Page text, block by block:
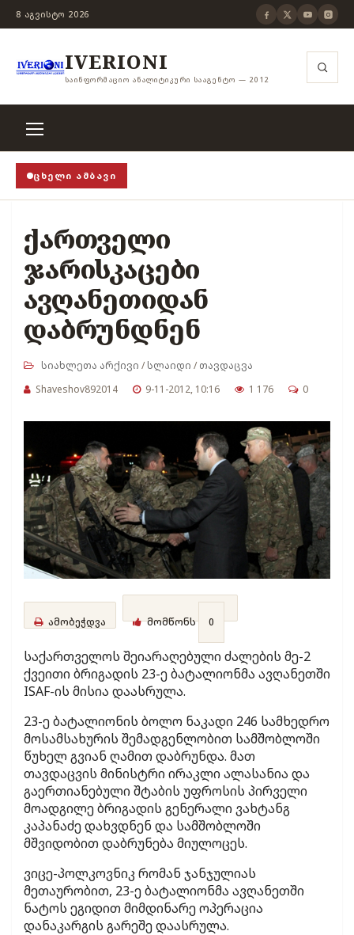
8 ᲐᲒᲕᲘᲡᲢᲝ 2026
IVERIONI
ᲡᲐᲘᲜᲤᲝᲠᲛᲐᲪᲘᲝ ᲐᲜᲐᲚᲘᲢᲘᲙᲣᲠᲘ ᲡᲐᲐᲒᲔᲜᲢᲝ — 2012
ᲪᲮᲔᲚᲘ ᲐᲛᲑᲐᲕᲘ
როცა თვითცენზურის ჭანჭიკი მოშლილია, ცენზურა
ქართველი
ჯარისკაცები
ავღანეთიდან
დაბრუნდნენ
სიახლეთა არქივი /სლაიდი /თავდაცვა
Shaveshov892014
9-11-2012, 10:16 1 176 0
ამობეჭდვა მომწონს 0
საქართველოს შეიარაღებული ძალების მე-2
ქვეითი ბრიგადის 23-ე ბატალიონმა ავღანეთში
ISAF-ის მისია დაასრულა.
23-ე ბატალიონის ბოლო ნაკადი 246 სამხედრო
მოსამსახურის შემადგენლობით სამშობლოში
წუხელ გვიან ღამით დაბრუნდა. მათ
თავდაცვის მინისტრი ირაკლი ალასანია და
გაერთიანებული შტაბის უფროსის პირველი
მოადგილე ბრიგადის გენერალი ვახტანგ
კაპანაძე დახვდნენ და სამშობლოში
მშვიდობით დაბრუნება მიულოცეს.
ვიცე-პოლკოვნიკ რომან ჯანჯულიას
მეთაურობით, 23-ე ბატალიონმა ავღანეთში
ნატოს ეგიდით მიმდინარე ოპერაცია
დანაკარგის გარეშე დაასრულა.